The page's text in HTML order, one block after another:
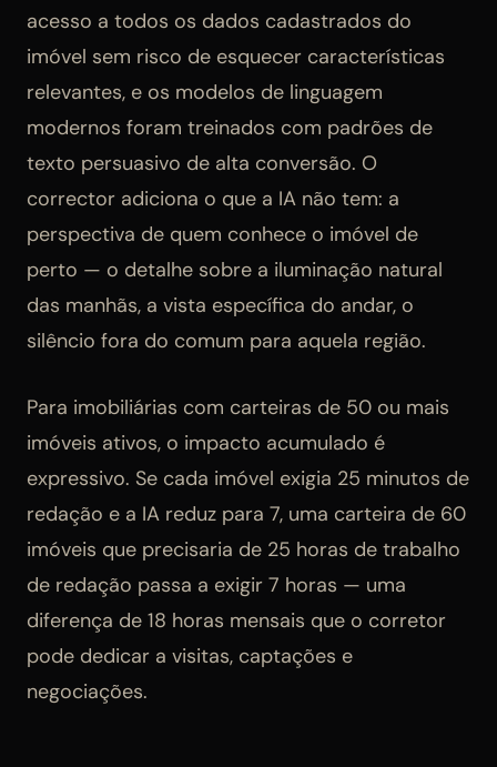
acesso a todos os dados cadastrados do
imóvel sem risco de esquecer características
relevantes, e os modelos de linguagem
modernos foram treinados com padrões de
texto persuasivo de alta conversão. O
corrector adiciona o que a IA não tem: a
perspectiva de quem conhece o imóvel de
perto — o detalhe sobre a iluminação natural
das manhãs, a vista específica do andar, o
silêncio fora do comum para aquela região.
Para imobiliárias com carteiras de 50 ou mais
imóveis ativos, o impacto acumulado é
expressivo. Se cada imóvel exigia 25 minutos de
redação e a IA reduz para 7, uma carteira de 60
imóveis que precisaria de 25 horas de trabalho
de redação passa a exigir 7 horas — uma
diferença de 18 horas mensais que o corretor
pode dedicar a visitas, captações e
negociações.